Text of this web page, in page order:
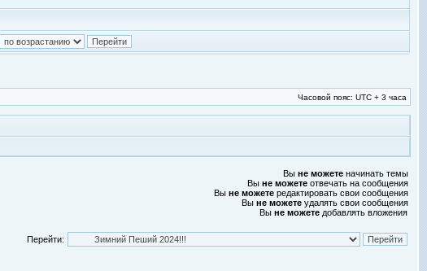
Часовой пояс: UTC + 3 часа
Вы не можете начинать темы
Вы не можете отвечать на сообщения
Вы не можете редактировать свои сообщения
Вы не можете удалять свои сообщения
Вы не можете добавлять вложения
Перейти: